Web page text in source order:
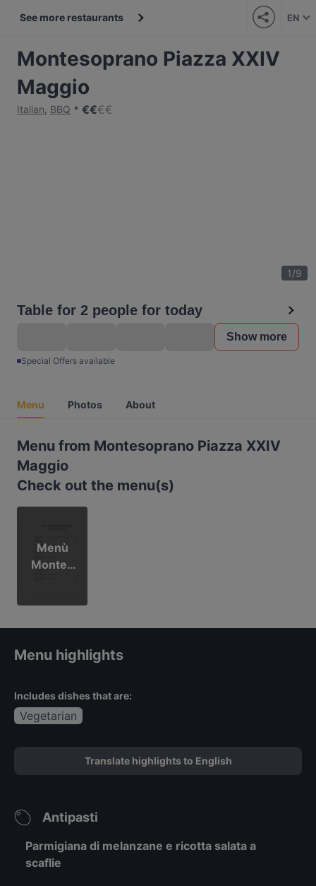
See more restaurants EN
Montesoprano Piazza XXIV
Maggio
Italian, BBQ €€€€
1/9
Table for 2 people for today
Show more
Special Offers available
Menu Photos About
Menu from Montesoprano Piazza XXIV
Maggio
Check out the menu(s)
Menù
Montes
Menu highlights
Includes dishes that are:
Vegetarian
Translate highlights to English
Antipasti
Parmigiana di melanzane e ricotta salata a
scaflie